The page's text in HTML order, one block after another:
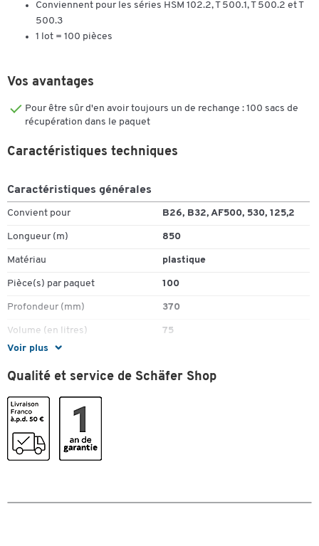
Conviennent pour les séries HSM 102.2, T 500.1, T 500.2 et T
500.3
1 lot = 100 pièces
Vos avantages
Pour être sûr d'en avoir toujours un de rechange : 100 sacs de
récupération dans le paquet
Voir plus
Caractéristiques techniques
Caractéristiques générales
Convient pour B26, B32, AF500, 530, 125,2
Longueur (m) 850
Matériau plastique
Pièce(s) par paquet 100
Profondeur (mm) 370
Volume (en litres) 75
Volume de collecte (litres)
Largeur (mm)
Qualité et service de Schäfer Shop